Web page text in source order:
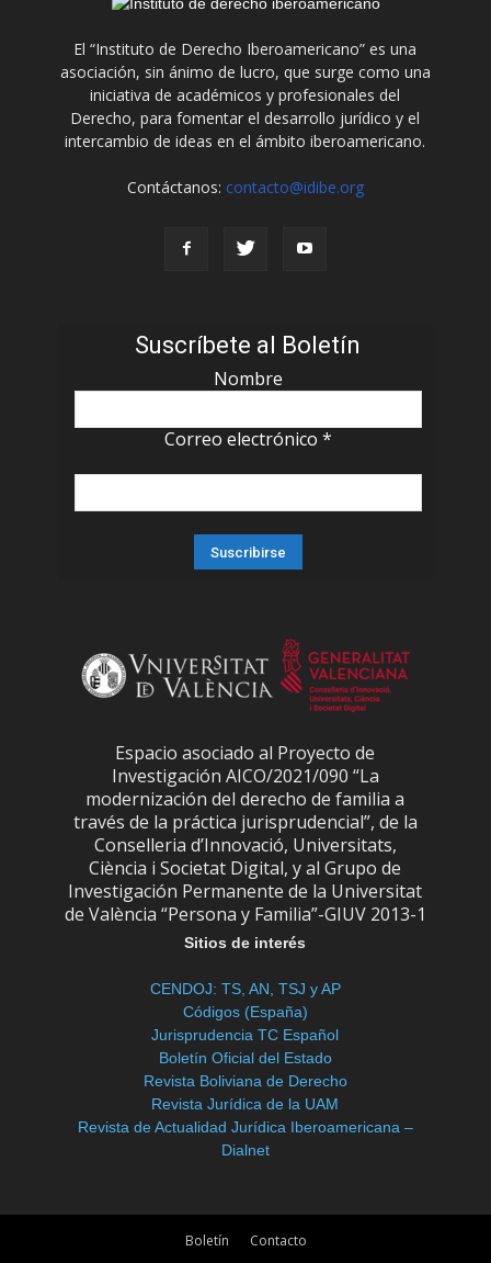
El “Instituto de Derecho Iberoamericano” es una
asociación, sin ánimo de lucro, que surge como una
iniciativa de académicos y profesionales del
Derecho, para fomentar el desarrollo jurídico y el
intercambio de ideas en el ámbito iberoamericano.
Contáctanos: contacto@idibe.org
Suscríbete al Boletín
Nombre
Correo electrónico *
Espacio asociado al Proyecto de
Investigación AICO/2021/090 “La
modernización del derecho de familia a
través de la práctica jurisprudencial”, de la
Conselleria d’Innovació, Universitats,
Ciència i Societat Digital, y al Grupo de
Investigación Permanente de la Universitat
de València “Persona y Familia”-GIUV 2013-1
Sitios de interés
CENDOJ: TS, AN, TSJ y AP
Códigos (España)
Jurisprudencia TC Español
Boletín Oficial del Estado
Revista Boliviana de Derecho
Revista Jurídica de la UAM
Revista de Actualidad Jurídica Iberoamericana –
Dialnet
Boletín Contacto